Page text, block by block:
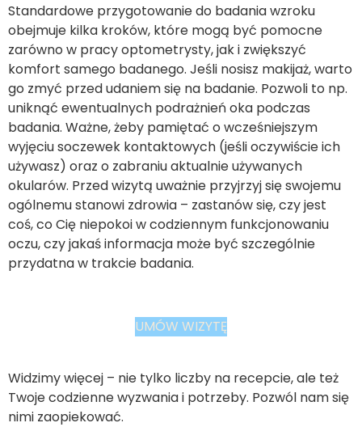
Standardowe przygotowanie do badania wzroku
obejmuje kilka kroków, które mogą być pomocne
zarówno w pracy optometrysty, jak i zwiększyć
komfort samego badanego. Jeśli nosisz makijaż, warto
go zmyć przed udaniem się na badanie. Pozwoli to np.
uniknąć ewentualnych podrażnień oka podczas
badania. Ważne, żeby pamiętać o wcześniejszym
wyjęciu soczewek kontaktowych (jeśli oczywiście ich
używasz) oraz o zabraniu aktualnie używanych
okularów. Przed wizytą uważnie przyjrzyj się swojemu
ogólnemu stanowi zdrowia – zastanów się, czy jest
coś, co Cię niepokoi w codziennym funkcjonowaniu
oczu, czy jakaś informacja może być szczególnie
przydatna w trakcie badania.
UMÓW WIZYTĘ
Widzimy więcej – nie tylko liczby na recepcie, ale też
Twoje codzienne wyzwania i potrzeby. Pozwól nam się
nimi zaopiekować.